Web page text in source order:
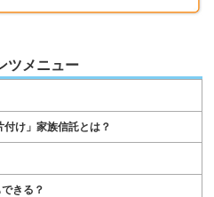
ツメニュー
け」家族信託とは？
きる？